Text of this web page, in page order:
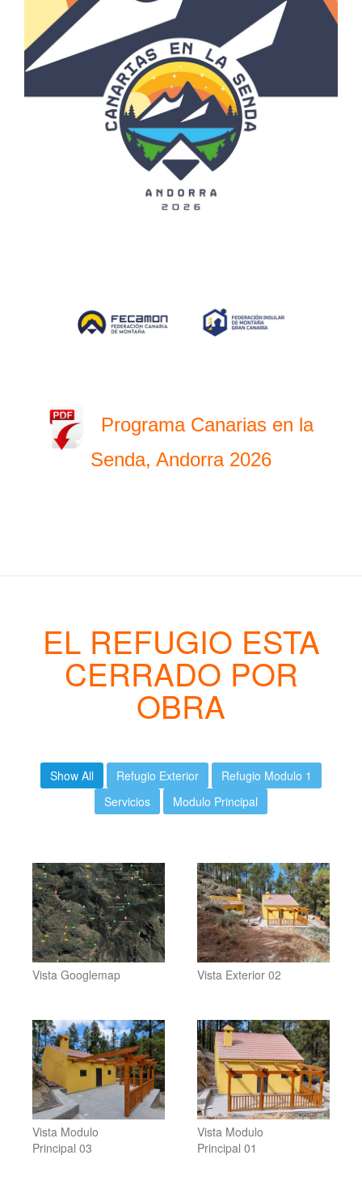
Programa Canarias en la
Senda, Andorra 2026
EL REFUGIO ESTA
CERRADO POR
OBRA
Show All Refugio Exterior
Refugio Modulo 1
Servicios
Modulo Principal
Vista Googlemap Vista Exterior 02
Vista Modulo
Principal 03
Vista Modulo
Principal 01